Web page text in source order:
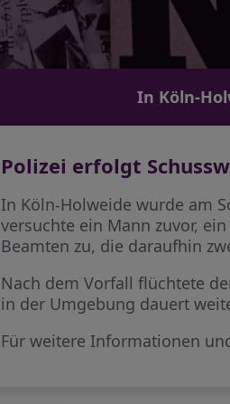
In Köln-
Polizei erfolgt
In Köln-Holweide wurde am
versuchte ein Mann zuvor,
Beamten zu, die daraufhin
Nach dem Vorfall flüchtete
in der Umgebung dauert
Für weitere Informationen